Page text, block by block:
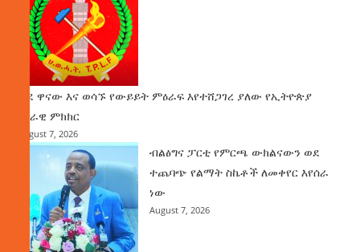
ወደ ዋናው እና ወሳኙ የውይይት ምዕራፍ እየተሸጋገረ ያለው የኢትዮጵያ
ሀገራዊ ምክክር
August 7, 2026
ብልፅግና ፓርቲ የምርጫ ውክልናውን ወደ
ተጨባጭ የልማት ስኬቶች ለመቀየር እየሰራ
ነው
August 7, 2026